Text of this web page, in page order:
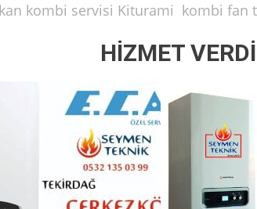
kombi servisi Kiturami kombi fan
HİZMET